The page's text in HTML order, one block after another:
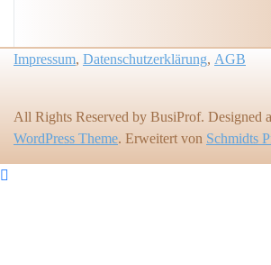
Impressum, Datenschutzerklärung, AGB
All Rights Reserved by BusiProf. Designed
WordPress Theme. Erweitert von Schmidts